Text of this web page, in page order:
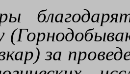
за